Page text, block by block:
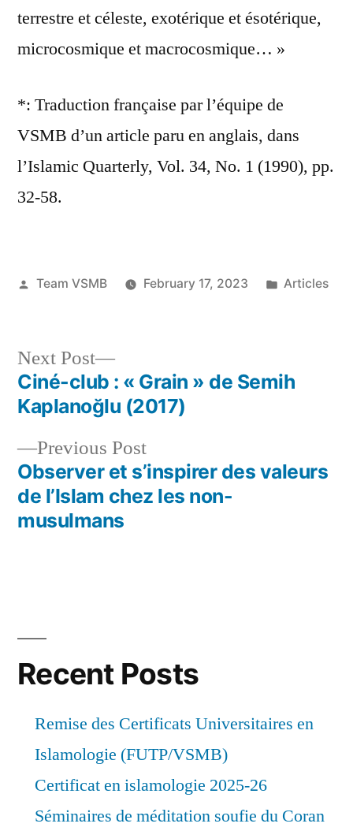
terrestre et céleste, exotérique et ésotérique,
microcosmique et macrocosmique… »
*: Traduction française par l’équipe de
VSMB d’un article paru en anglais, dans
l’Islamic Quarterly, Vol. 34, No. 1 (1990), pp.
32-58.
Posted
Team VSMB February 17, 2023
Posted
Articles
Post
navigation
Previous PostPrevious
post:
Observer et s’inspirer des valeurs
de l’Islam chez les non-
musulmans
Next Post
Next
post:
Ciné-club : « Grain » de Semih
Kaplanoğlu (2017)
Recent Posts
Remise des Certificats Universitaires en
Islamologie (FUTP/VSMB)
Certificat en islamologie 2025-26
Séminaires de méditation soufie du Coran